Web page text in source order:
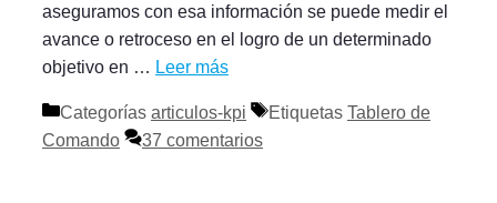
aseguramos con esa información se puede medir el
avance o retroceso en el logro de un determinado
objetivo en … Leer más
Categorías articulos-kpi Etiquetas Tablero de
Comando
37 comentarios